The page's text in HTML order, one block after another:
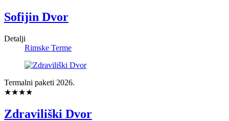
Sofijin Dvor
Detalji
Rimske Terme
Termalni paketi 2026.
★★★★
Zdraviliški Dvor